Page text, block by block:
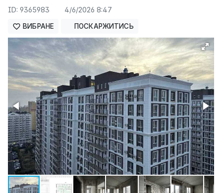
ID: 9365983 4/6/2026 8:47
ВИБРАНЕ ПОСКАРЖИТИСЬ